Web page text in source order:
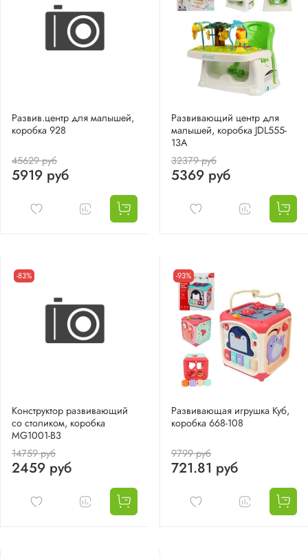
Развив.центр для малышей,
коробка 928
45629 руб
5919 руб
Развивающий центр для
малышей, коробка JDL555-
13A
32379 руб
5369 руб
-83%
Конструктор развивающий
со столиком, коробка
MG1001-B3
14759 руб
2459 руб
-93%
Развивающая игрушка Куб,
коробка 668-108
9799 руб
721.81 руб